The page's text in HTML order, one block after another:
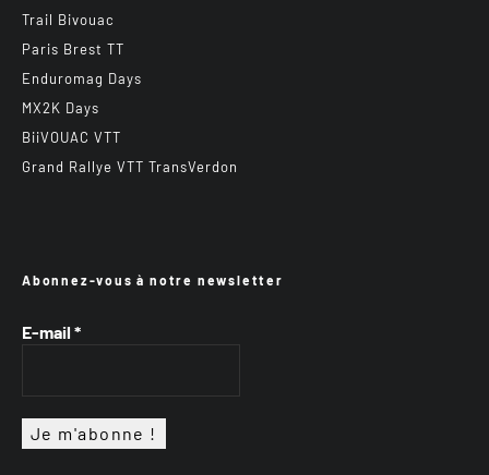
Trail Bivouac
Paris Brest TT
Enduromag Days
MX2K Days
BiiVOUAC VTT
Grand Rallye VTT TransVerdon
Abonnez-vous à notre newsletter
E-mail *